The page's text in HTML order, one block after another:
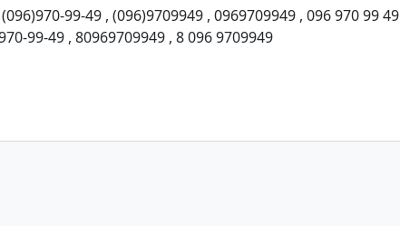
(096)970-99-49 , (096)9709949 , 0969709949 , 096 970 99 49
99-49 , 80969709949 , 8 096 9709949